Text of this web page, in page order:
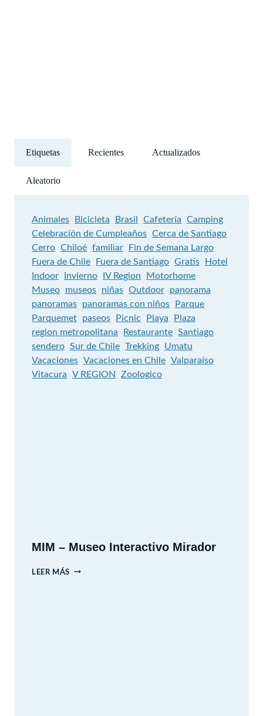
Etiquetas Recientes Actualizados
Aleatorio
Animales Bicicleta Brasil Cafetería
Camping
Celebración de Cumpleaños Cerca de Santiago
Cerro Chiloé familiar
Fin de Semana Largo
Fuera de Chile
Fuera de Santiago Gratis
Hotel
Indoor
Invierno IV Region
Motorhome
Museo
museos niñas Outdoor
panorama
panoramas
panoramas con niños
Parque
Parquemet
paseos Picnic Playa
Plaza
region metropolitana
Restaurante Santiago
sendero Sur de Chile Trekking
Umatu
Vacaciones Vacaciones en Chile Valparaíso
Vitacura
V REGION Zoologico
MIM – Museo Interactivo Mirador
LEER MÁS MIM